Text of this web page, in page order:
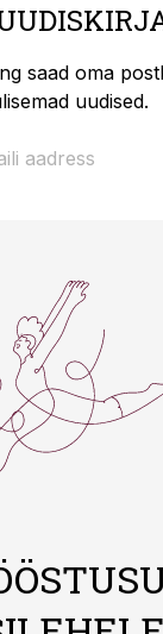
saad oma
uudised.